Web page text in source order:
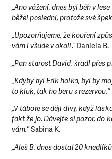
„Ano vážení, dnes byl běh v
běžel poslední, protože své
„Upozorňujeme, že kouření
vám i všude v okolí.“Daniela B.
„Pan starost David, kradl přes
„Kdyby byl Erik holka, byl by
to kluk, tak ho beru s rezervou.“
„V táboře se dějí divy, když
fakt že jo. Dávejte si pozor, do
vám."Sabina K.
„Aleš B. dnes dostal 20